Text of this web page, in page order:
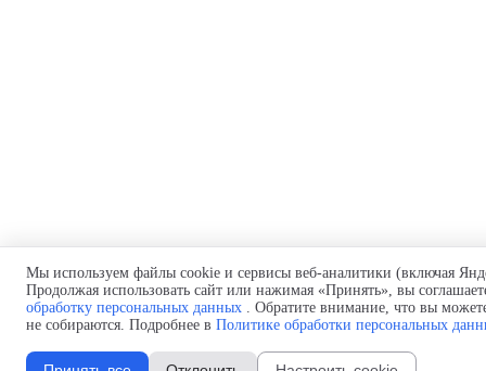
Мы используем файлы cookie и сервисы веб-аналитики (включая
Продолжая использовать сайт или нажимая «Принять», вы
обработку персональных данных . Обратите внимание, что вы
не собираются. Подробнее в Политике обработки персональных